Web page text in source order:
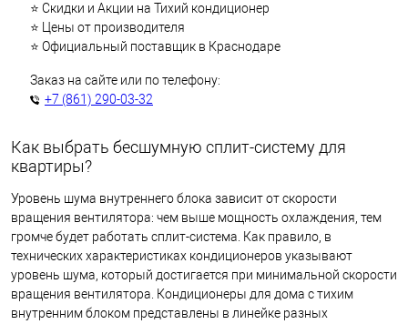
⭐ Скидки и Акции на Тихий кондиционер
⭐ Цены от производителя
⭐ Официальный поставщик в Краснодаре
Заказ на сайте или по телефону:
+7 (861) 290-03-32
Как выбрать бесшумную сплит-систему для
квартиры?
Уровень шума внутреннего блока зависит от скорости
вращения вентилятора: чем выше мощность охлаждения, тем
громче будет работать сплит-система. Как правило, в
технических характеристиках кондиционеров указывают
уровень шума, который достигается при минимальной скорости
вращения вентилятора. Кондиционеры для дома с тихим
внутренним блоком представлены в линейке разных